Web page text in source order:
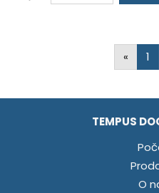
« 1
TEMPUS
O